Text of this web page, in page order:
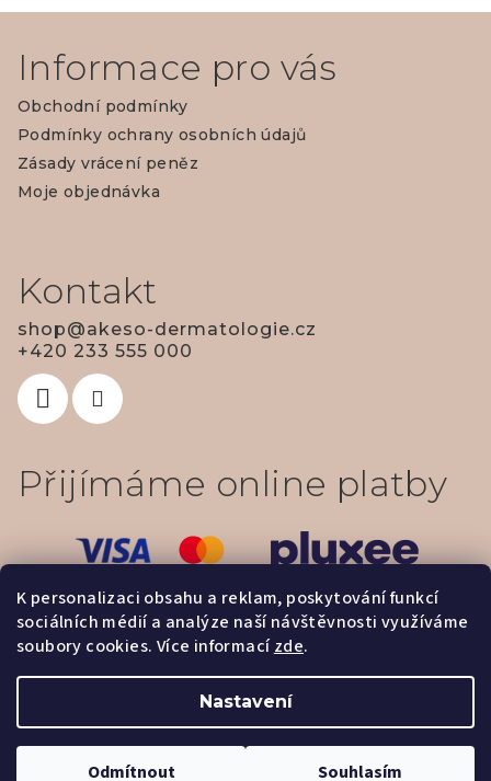
K personalizaci obsahu a reklam, poskytování funkcí
sociálních médií a analýze naší návštěvnosti využíváme
soubory cookies. Více informacízde.
Nastavení
Odmítnout Souhlasím
Informace pro vás
Obchodní podmínky
Podmínky ochrany osobních údajů
Zásady vrácení peněz
Moje objednávka
Kontakt
shop@akeso-dermatologie.cz
+420 233 555 000
Přijímáme online platby
Copyright 2026Dermatologie & estetika - AKESO. Všechna
Upravit nastavení cookies